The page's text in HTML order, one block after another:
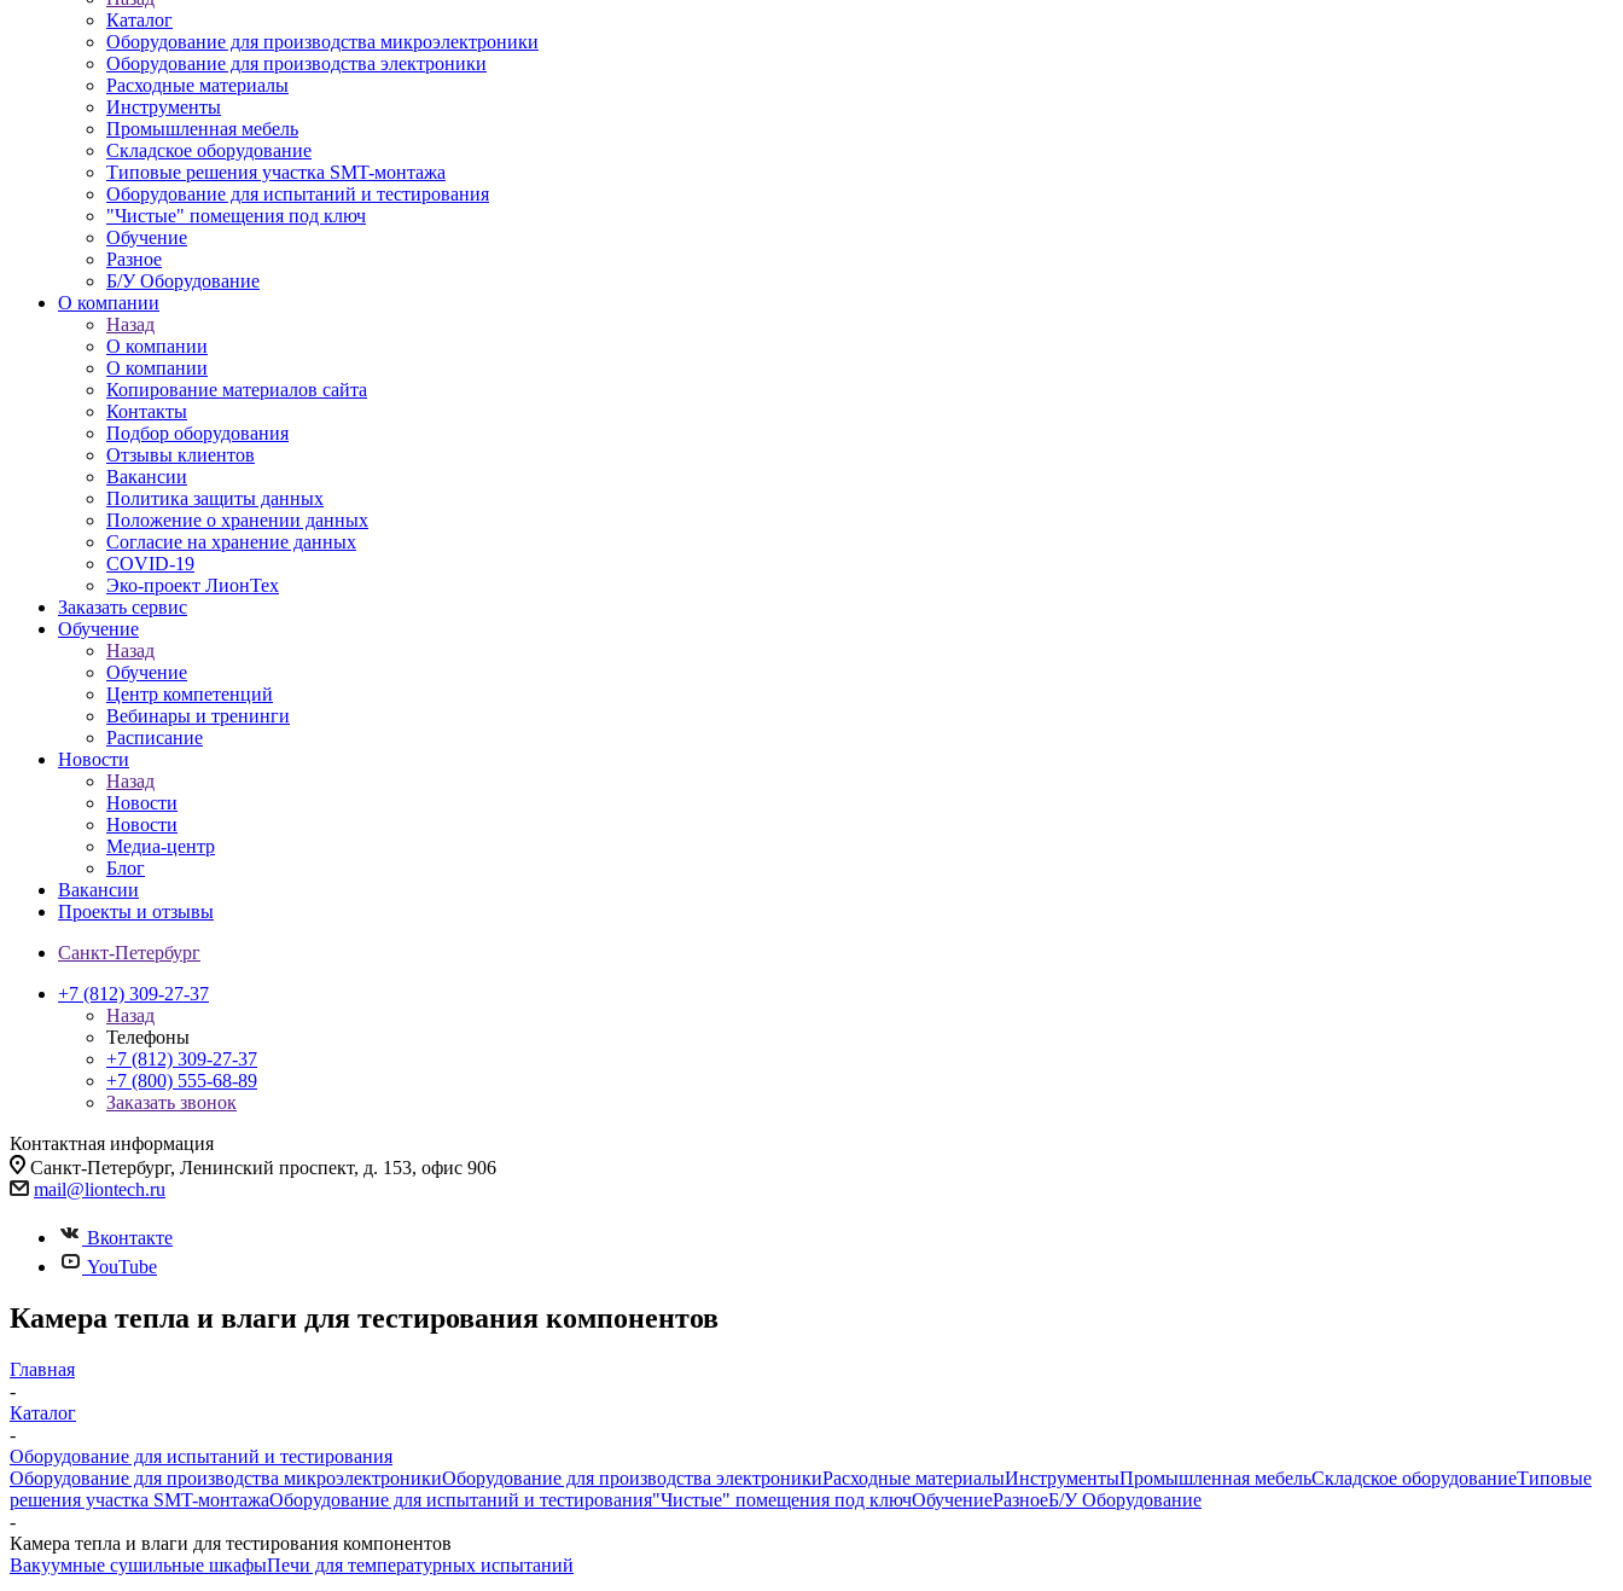
Каталог
Оборудование для производства микроэлектроники
Оборудование для производства электроники
Расходные материалы
Инструменты
Промышленная мебель
Складское оборудование
Типовые решения участка SMT-монтажа
Оборудование для испытаний и тестирования
"Чистые" помещения под ключ
Обучение
Разное
Б/У Оборудование
О компании
Назад
О компании
О компании
Копирование материалов сайта
Контакты
Подбор оборудования
Отзывы клиентов
Вакансии
Политика защиты данных
Положение о хранении данных
Согласие на хранение данных
COVID-19
Эко-проект ЛионТех
Заказать сервис
Обучение
Назад
Обучение
Центр компетенций
Вебинары и тренинги
Расписание
Новости
Назад
Новости
Новости
Медиа-центр
Блог
Вакансии
Проекты и отзывы
Санкт-Петербург
+7 (812) 309-27-37
Назад
Телефоны
+7 (812) 309-27-37
+7 (800) 555-68-89
Заказать звонок
Контактная информация
Санкт-Петербург, Ленинский проспект, д. 153, офис 906
mail@liontech.ru
Вконтакте
YouTube
Камера тепла и влаги для тестирования компонентов
Главная
-
Каталог
-
Оборудование для испытаний и тестирования
Оборудование для производства микроэлектроникиОборудование для производства электроникиРасходные материалыИнструментыПромышленная мебельСкладское оборудованиеТиповые
решения участка SMT-монтажаОборудование для испытаний и тестирования"Чистые" помещения под ключОбучениеРазноеБ/У Оборудование
-
Камера тепла и влаги для тестирования компонентов
Вакуумные сушильные шкафыПечи для температурных испытаний